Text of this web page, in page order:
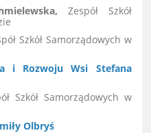
Zespół Szkół
Szkół Samorządowych w
i Rozwoju Wsi Stefana
Szkół Samorządowych w
Olbryś